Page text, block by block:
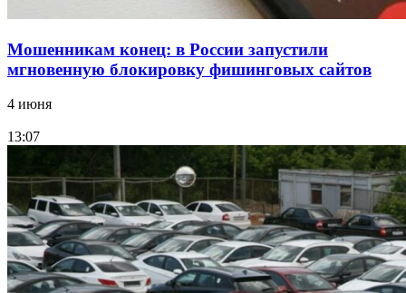
Мошенникам конец: в России запустили
мгновенную блокировку фишинговых сайтов
4 июня
13:07